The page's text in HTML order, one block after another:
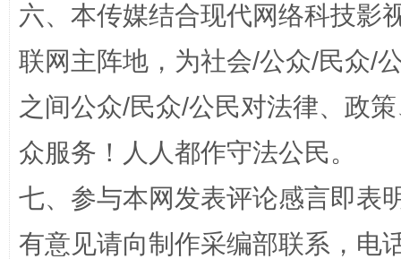
千年窑火 生生不息
六、本传媒结合现代网络科技影
联网主阵地，为社会/公众/民众/
之间公众/民众/公民对法律、政
众服务！人人都作守法公民。
七、参与本网发表评论感言即表
有意见请向制作采编部联系，电